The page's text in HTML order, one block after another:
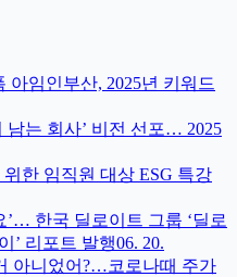
아임인부산, 2025년 키워드
남는 회사’ 비전 선포… 2025
한 임직원 대상 ESG 특강
’… 한국 딜로이트 그룹 ‘딜로
’ 리포트 발행06. 20.
아니었어?…코로나때 주가